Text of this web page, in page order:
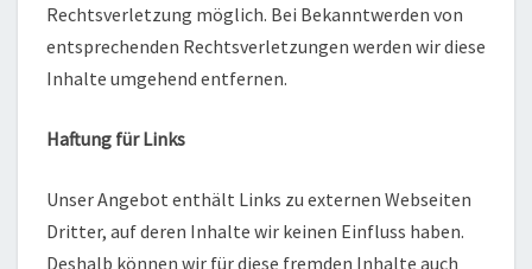
Rechtsverletzung möglich. Bei Bekanntwerden von
entsprechenden Rechtsverletzungen werden wir diese
Inhalte umgehend entfernen.
Haftung für Links
Unser Angebot enthält Links zu externen Webseiten
Dritter, auf deren Inhalte wir keinen Einfluss haben.
Deshalb können wir für diese fremden Inhalte auch